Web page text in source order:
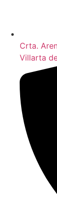
Crta.
Villarta